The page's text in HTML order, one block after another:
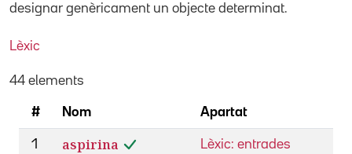
designar genèricament un objecte determinat.
Lèxic
44 elements
# Nom Apartat
1 aspirina Lèxic: entrades